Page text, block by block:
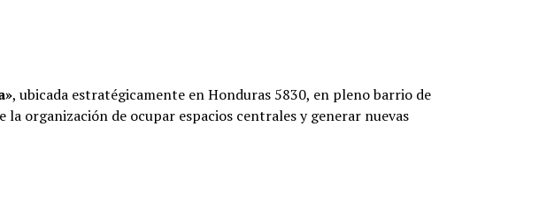
, ubicada estratégicamente en Honduras 5830, en pleno barrio de
organización de ocupar espacios centrales y generar nuevas